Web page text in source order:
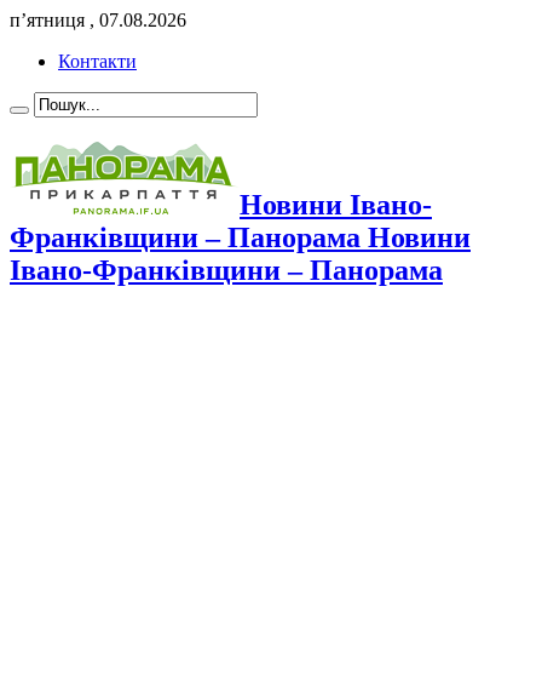
п’ятниця , 07.08.2026
Контакти
Новини Івано-
Франківщини – Панорама Новини
Івано-Франківщини – Панорама